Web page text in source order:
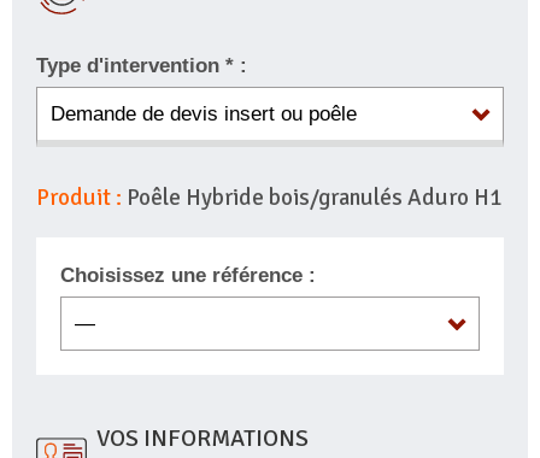
Type d'intervention * :
Produit : Poêle Hybride bois/granulés Aduro H1
Choisissez une référence :
VOS INFORMATIONS